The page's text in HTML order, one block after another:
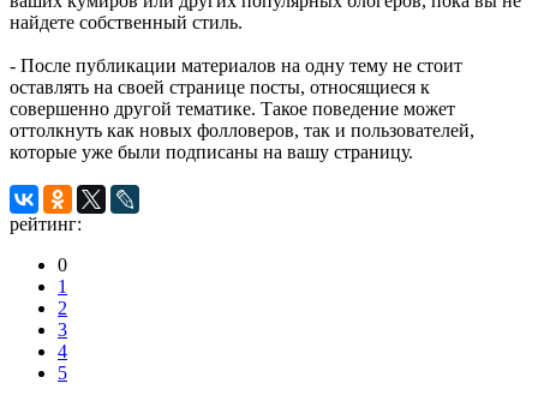
найдете собственный стиль.
- После публикации материалов на одну тему не стоит
оставлять на своей странице посты, относящиеся к
совершенно другой тематике. Такое поведение может
оттолкнуть как новых фолловеров, так и пользователей,
которые уже были подписаны на вашу страницу.
рейтинг:
0
1
2
3
4
5